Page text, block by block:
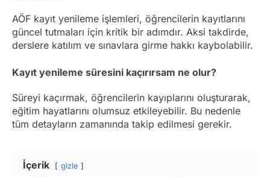
AÖF kayıt yenileme işlemleri, öğrencilerin kayıtlarını
güncel tutmaları için kritik bir adımdır. Aksi takdirde,
derslere katılım ve sınavlara girme hakkı kaybolabilir.
Kayıt yenileme süresini kaçırırsam ne olur?
Süreyi kaçırmak, öğrencilerin kayıplarını oluşturarak,
eğitim hayatlarını olumsuz etkileyebilir. Bu nedenle
tüm detayların zamanında takip edilmesi gerekir.
İçerik gizle